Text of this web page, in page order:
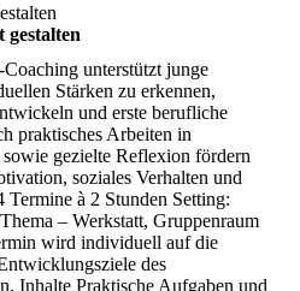
unterstützt junge
Stärken zu erkennen,
und erste berufliche
praktisches Arbeiten in
gezielte Reflexion fördern
soziales Verhalten und
Termine à 2 Stunden Setting:
– Werkstatt, Gruppenraum
wird individuell auf die
des
Inhalte Praktische Aufgaben und